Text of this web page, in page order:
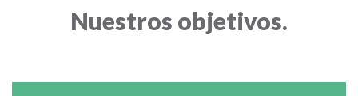
Nuestros objetivos.